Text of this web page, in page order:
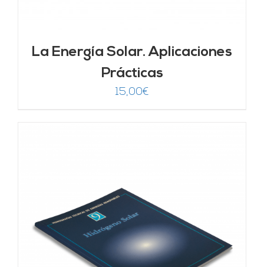
La Energía Solar. Aplicaciones
Prácticas
15,00€